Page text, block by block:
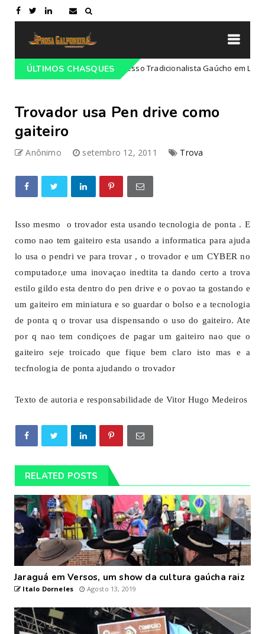
ÚLTIMOS CHASQUES
Programação do 68º Congresso Tradicionalista Gaúcho em Lajeado-
Trovador usa Pen drive como
gaiteiro
Anônimo setembro 12, 2011 Trova
Isso mesmo o trovador esta usando tecnologia de ponta . E
como nao tem gaiteiro esta usando a informatica para ajuda
lo usa o pendri ve para trovar , o trovador e um CYBER no
computador,e uma inovaçao inedtita ta dando certo a trova
estilo gildo esta dentro do pen drive e o povao ta gostando e
um gaiteiro em miniatura e so guardar o bolso e a tecnologia
de ponta q o trovar usa dispensando o uso do gaiteiro. Ate
por q nao tem condiçoes de pagar um gaiteiro nao que o
gaiteiro seje troicado que fique bem claro isto mas e a
tecfnologia de ponta ajudando o trovador
Texto de autoria e responsabilidade de Vitor Hugo Medeiros
RELATED POSTS
Jaraguá em Versos, um show da cultura gaúcha raiz
Italo Dorneles Agosto 13, 2019